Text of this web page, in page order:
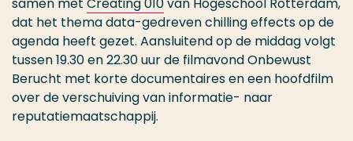
dat het thema data-gedreven chilling effects op de
agenda heeft gezet. Aansluitend op de middag volgt
tussen 19.30 en 22.30 uur de filmavond Onbewust
Berucht met korte documentaires en een hoofdfilm
over de verschuiving van informatie- naar
reputatiemaatschappij.